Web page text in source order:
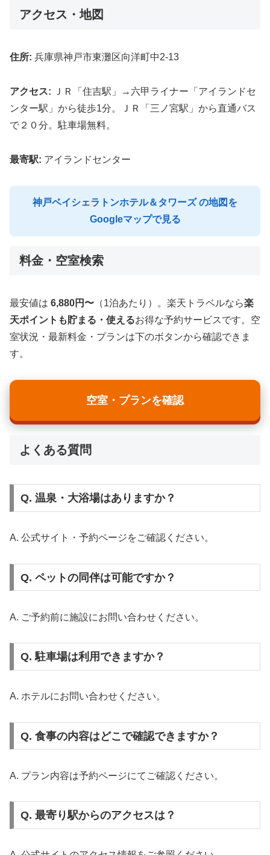
アクセス・地図
住所: 兵庫県神戸市東灘区向洋町中2-13
アクセス: ＪＲ「住吉駅」→六甲ライナー「アイランドセ
ンター駅」から徒歩1分。ＪＲ「三ノ宮駅」から直通バス
で２０分。駐車場無料。
最寄駅: アイランドセンター
神戸ベイシェラトンホテル＆タワーズ の地図を
Googleマップで見る
料金・空室検索
最安値は 6,880円〜 （1泊あたり）。楽天トラベルなら楽
天ポイントも貯まる・使えるお得な予約サービスです。空
室状況・最新料金・プランは下のボタンから確認できま
す。
空室・プランを確認
よくある質問
Q. 温泉・大浴場はありますか？
A. 公式サイト・予約ページをご確認ください。
Q. ペットの同伴は可能ですか？
A. ご予約前に施設にお問い合わせください。
Q. 駐車場は利用できますか？
A. ホテルにお問い合わせください。
Q. 食事の内容はどこで確認できますか？
A. プラン内容は予約ページにてご確認ください。
Q. 最寄り駅からのアクセスは？